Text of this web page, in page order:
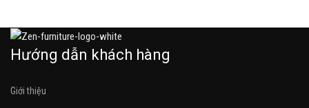
Hướng dẫn khách hàng
Giới thiệu